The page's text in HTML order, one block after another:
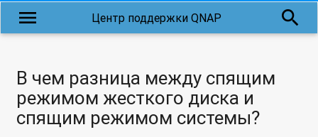
menu
Почему может возникать проблема копирования файлов с
Почему нельзя получить доступ к файловому iSCSI LUN,
если RAID-группа перешла в режим "Только чтение"?
Почему не работает облачная служба MyQnapCloud через
Proxy-сервер?
Центр поддержки QNAP search
В чем разница между спящим
режимом жесткого диска и
спящим режимом системы?